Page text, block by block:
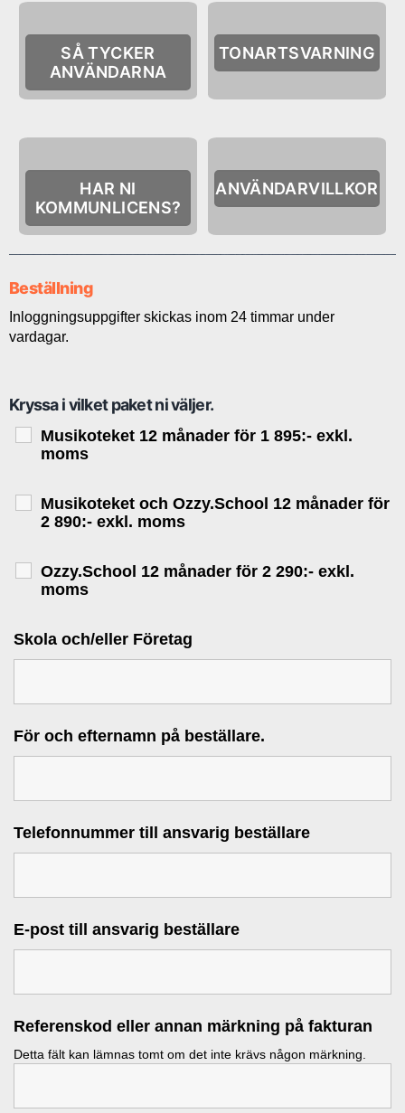
SÅ TYCKER
ANVÄNDARNA
TONARTSVARNING
HAR NI
KOMMUNLICENS?
ANVÄNDARVILLKOR
Beställning
Inloggningsuppgifter skickas inom 24 timmar under
vardagar.
Kryssa i vilket paket ni väljer.
Musikoteket 12 månader för 1 895:- exkl.
moms
Musikoteket och Ozzy.School 12 månader för
2 890:- exkl. moms
Ozzy.School 12 månader för 2 290:- exkl.
moms
Skola och/eller Företag
För och efternamn på beställare.
Telefonnummer till ansvarig beställare
E-post till ansvarig beställare
Referenskod eller annan märkning på fakturan
Detta fält kan lämnas tomt om det inte krävs någon märkning.